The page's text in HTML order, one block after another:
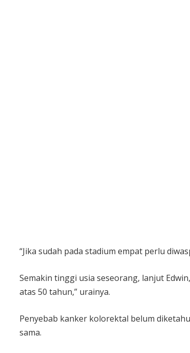
“Jika sudah pada stadium empat perlu
Semakin tinggi usia seseorang, lanjut
atas 50 tahun,” urainya.
Penyebab kanker kolorektal belum
sama.